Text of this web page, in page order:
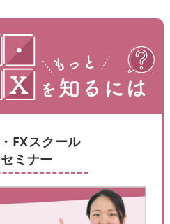
FXスクール
ミナー